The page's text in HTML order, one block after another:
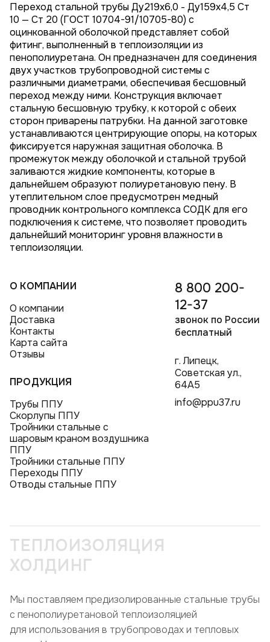
Переход стальной трубы Ду219х6,0 - Ду159x4,5 Ст
10 — Ст 20 (ГОСТ 10704-91/10705-80) с
оцинкованной оболочкой представляет собой
фитинг, выполненный в теплоизоляции из
пенополиуретана. Он предназначен для соединения
двух участков трубопроводной системы с
различными диаметрами, обеспечивая бесшовный
переход между ними. Конструкция включает
стальную бесшовную трубку, к которой с обеих
сторон приварены патрубки. На данной заготовке
устанавливаются центрирующие опоры, на которых
фиксируется наружная защитная оболочка. В
промежуток между оболочкой и стальной трубой
заливаются жидкие компоненты, которые в
дальнейшем образуют полиуретановую пену. В
утеплительном слое предусмотрен медный
проводник контрольного комплекса СОДК для его
подключения к системе, что позволяет проводить
дальнейший мониторинг уровня влажности в
теплоизоляции.
О КОМПАНИИ
О компании
Доставка
Контакты
Карта сайта
Отзывы
ПРОДУКЦИЯ
Трубы ППУ
Скорлупы ППУ
Тройники стальные с
шаровым краном воздушника
ППУ
Тройники стальные ППУ
Переходы ППУ
Отводы стальные ППУ
8 800 200-
12-37
звонок по России
бесплатный
г. Липецк,
Советская ул.,
64А5
info@ppu37.ru
ТЕПЛОИЗОЛЯЦИЯ
ХОЛДИНГ
Мы поставляем предизолированные стальные трубы
с пенополиуретановой теплоизоляцией
для использования в трубопроводах и тепловых